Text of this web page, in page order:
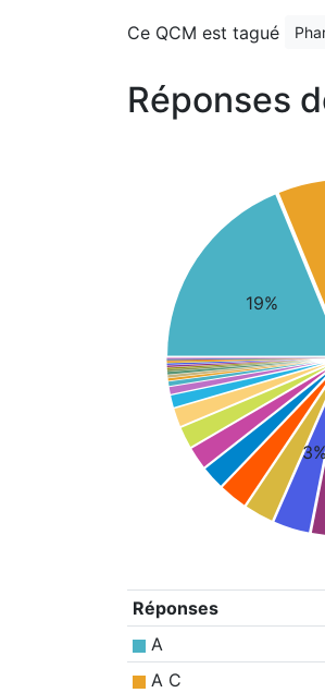
Ce QCM est tagué
Réponses
19%
Réponses
A
A C